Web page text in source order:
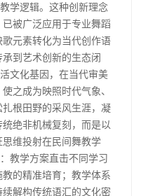
学逻辑。这种创新理念
被广泛应用于专业舞蹈
元素转化为当代创作语
到艺术创新的生态闭
文化基因，在当代审美
之成为映照时代气象、
根田野的采风生涯，凝
绝非机械复刻，而是以
维投射在民间舞教学
教学方案直击不同学习
的精准培育；教学体系
解构传统语汇的文化密